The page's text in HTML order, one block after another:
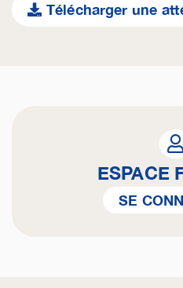
Télécharger une
ESPACE
SE